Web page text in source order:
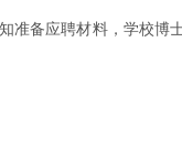
备应聘材料，学校博